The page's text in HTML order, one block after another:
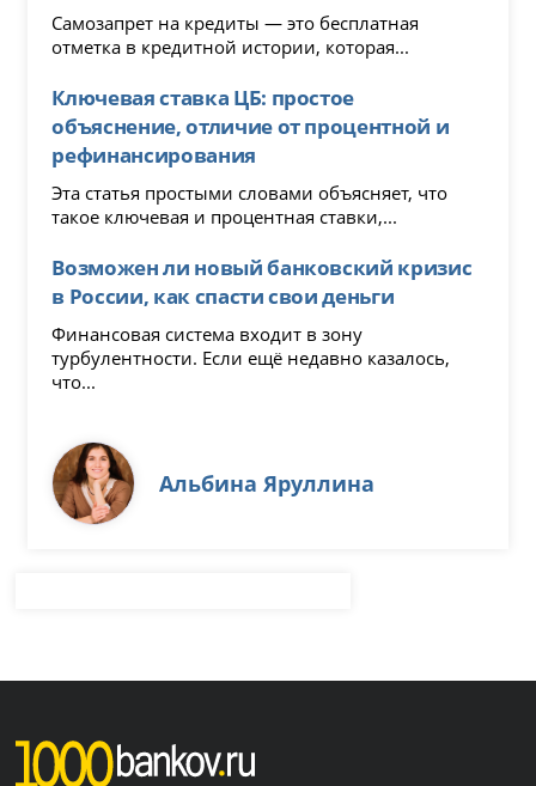
Самозапрет на кредиты — это бесплатная
отметка в кредитной истории, которая...
Ключевая ставка ЦБ: простое
объяснение, отличие от процентной и
рефинансирования
Эта статья простыми словами объясняет, что
такое ключевая и процентная ставки,...
Возможен ли новый банковский кризис
в России, как спасти свои деньги
Финансовая система входит в зону
турбулентности. Если ещё недавно казалось,
что...
Альбина Яруллина